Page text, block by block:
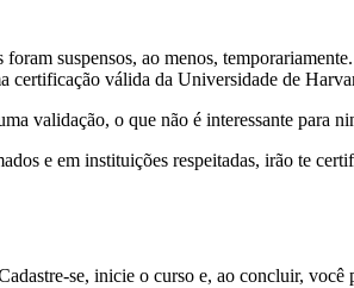
suspensos, ao menos,
certificação válida da Universidade de
validação, o que não é interessante para
e em instituições respeitadas, irão te
se, inicie o curso e, ao concluir,